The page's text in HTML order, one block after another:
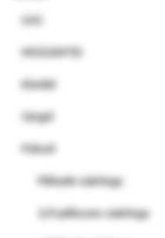
UUS
MÜÜGIHITID
Kleidid
Särgid
Püksid
Pikkade säärtega
3/4-pikkuses säärtega